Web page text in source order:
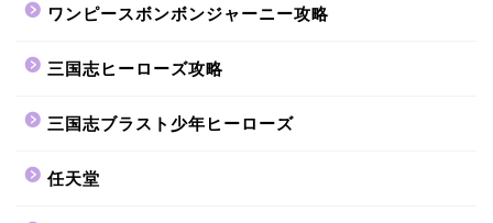
ワンピースボンボンジャーニー攻略
三国志ヒーローズ攻略
三国志ブラスト少年ヒーローズ
任天堂